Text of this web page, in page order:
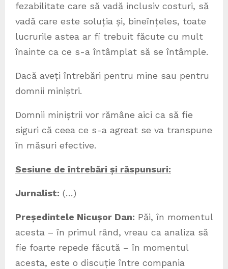
fezabilitate care să vadă inclusiv costuri, să
vadă care este soluția și, bineînțeles, toate
lucrurile astea ar fi trebuit făcute cu mult
înainte ca ce s-a întâmplat să se întâmple.
Dacă aveți întrebări pentru mine sau pentru
domnii miniștri.
Domnii miniștrii vor rămâne aici ca să fie
siguri că ceea ce s-a agreat se va transpune
în măsuri efective.
Sesiune de întrebări și răspunsuri:
Jurnalist: (…)
Președintele Nicușor Dan: Păi, în momentul
acesta – în primul rând, vreau ca analiza să
fie foarte repede făcută – în momentul
acesta, este o discuție între compania